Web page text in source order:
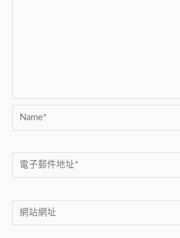
Name*
電
子
件
地
網
站